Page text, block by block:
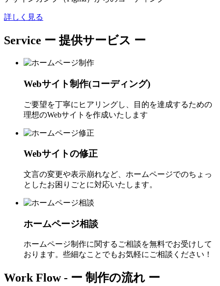
詳しく見る
Service ー 提供サービス ー
Webサイト制作(コーディング)
ご要望を丁寧にヒアリングし、目的を達成するための
理想のWebサイトを作成いたします
Webサイトの修正
文言の変更や表示崩れなど、ホームページでのちょっ
としたお困りごとに対応いたします。
ホームページ相談
ホームページ制作に関するご相談を無料でお受けして
おります。些細なことでもお気軽にご相談ください！
Work Flow - ー 制作の流れ ー